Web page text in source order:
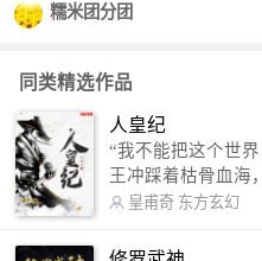
糯米团分团
同类精选作品
人皇纪
“我不能把这个世界，
王冲踩着枯骨血海
倒，扶大厦之将倾，
微博：皇甫奇（地
皇甫奇 东方玄幻